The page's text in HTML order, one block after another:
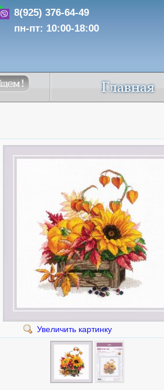
8(925) 376-64-49
пн-пт: 10:00-18:00
Увеличить картинку